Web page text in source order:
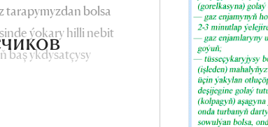
tarapymyzdan bolsa
ýokary hilli nebit
baş ykdysatçysy